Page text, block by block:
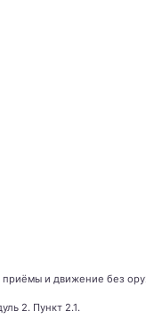
приёмы и движение без
2. Пункт 2.1.